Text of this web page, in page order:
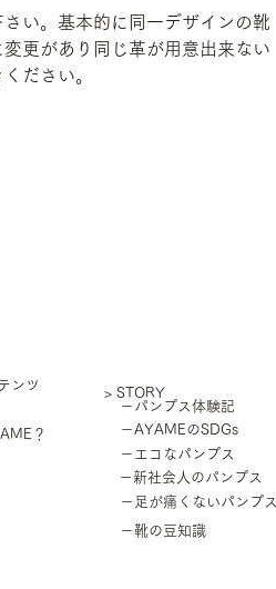
い。基本的に同一デザインの靴
更があり同じ革が用意出来ない
ださい。
ンツ
？
> STORY
－エコなパンプス
－新社会人のパンプス
－足が痛くないパンプス
－AYAMEのSDGs
－靴の豆知識
－パンプス体験記